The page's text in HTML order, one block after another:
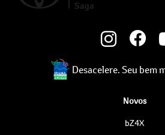
Desacelere. Seu bem
Novos
bZ4X